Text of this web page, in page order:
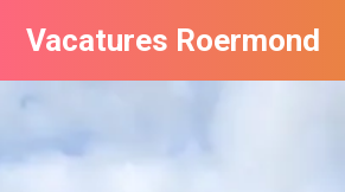
Vacatures Roermond
Vacatures per bedrijf in Roermond
De populairste vacatures in Roermond